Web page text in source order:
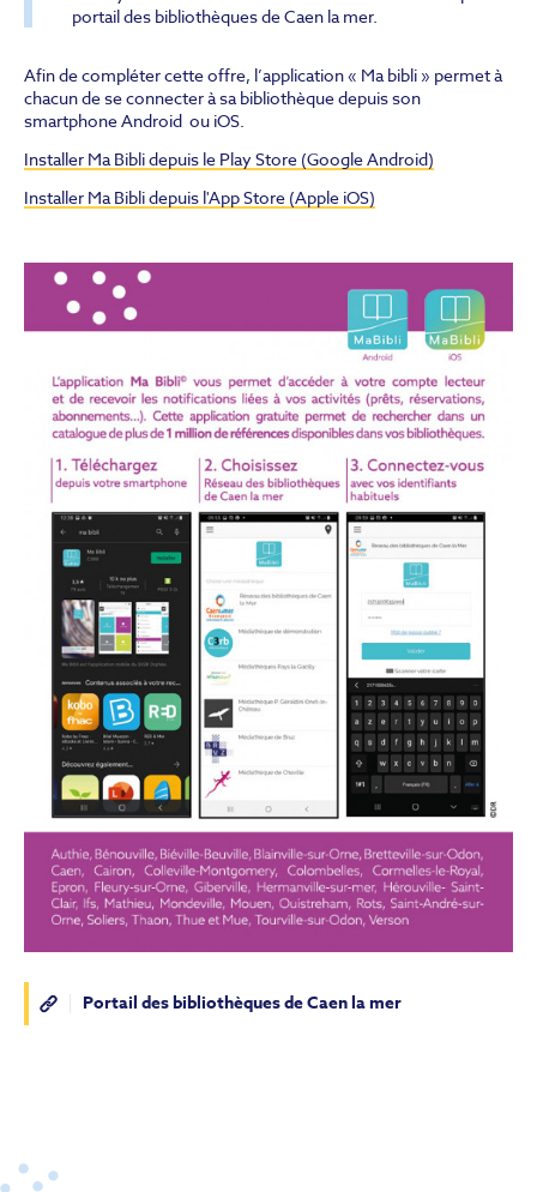
portail des bibliothèques de Caen la mer.
Afin de compléter cette offre, l’application « Ma bibli » permet à
chacun de se connecter à sa bibliothèque depuis son
smartphone Android ou iOS.
Installer Ma Bibli depuis le Play Store (Google Android)
Installer Ma Bibli depuis l'App Store (Apple iOS)
Portail des bibliothèques de Caen la mer